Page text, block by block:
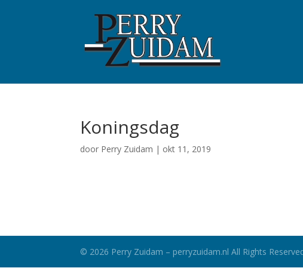
Koningsdag
door Perry Zuidam | okt 11, 2019
© 2026 Perry Zuidam – perryzuidam.nl All Rights